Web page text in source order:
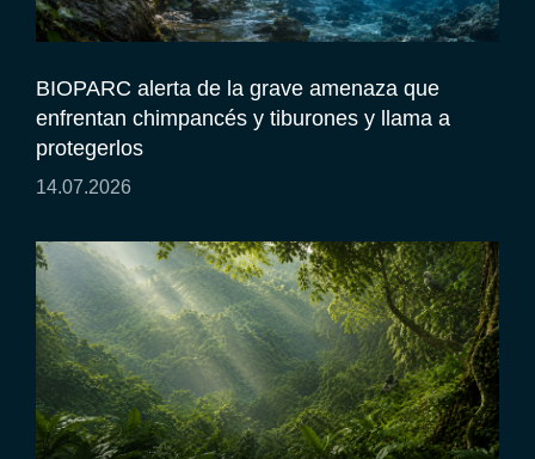
BIOPARC alerta de la grave amenaza que
enfrentan chimpancés y tiburones y llama a
protegerlos
14.07.2026